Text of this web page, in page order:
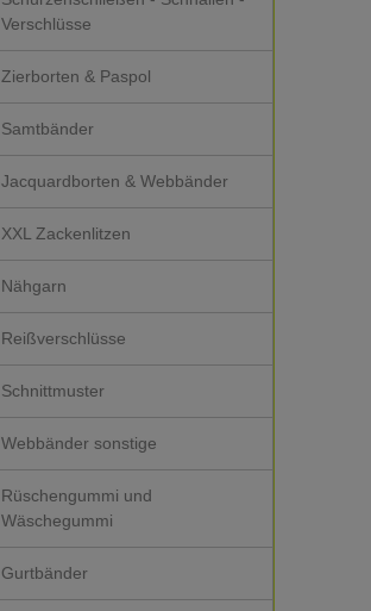
Verschlüsse
Zierborten & Paspol
Samtbänder
Jacquardborten & Webbänder
XXL Zackenlitzen
Nähgarn
Reißverschlüsse
Schnittmuster
Webbänder sonstige
Rüschengummi und
Wäschegummi
Gurtbänder